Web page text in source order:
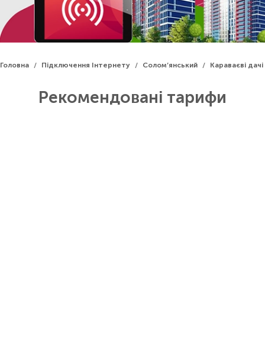
Головна / Підключення Інтернету / Солом’янський / Караваєві дачі
Рекомендовані тарифи